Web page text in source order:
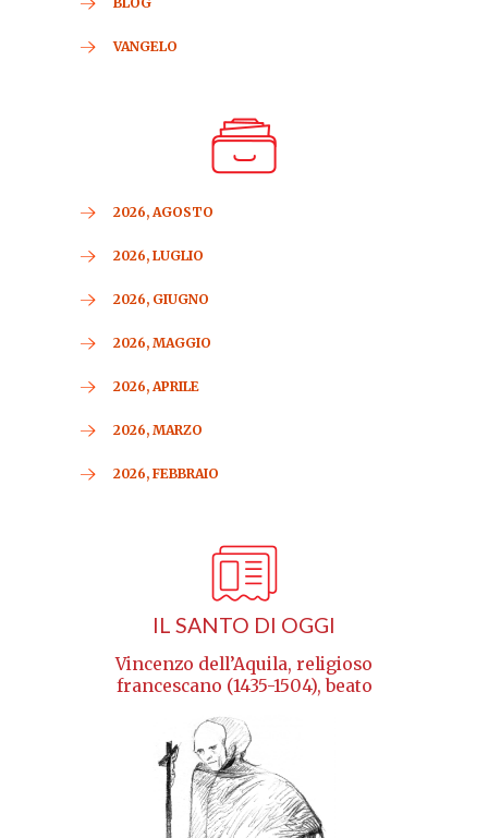
VANGELO
2026, AGOSTO
2026, LUGLIO
2026, GIUGNO
2026, MAGGIO
2026, APRILE
2026, MARZO
2026, FEBBRAIO
IL SANTO DI OGGI
Vincenzo dell’Aquila, religioso
francescano (1435-1504), beato